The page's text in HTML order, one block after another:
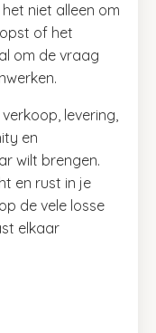
niet alleen om
of het
om de vraag
levering,
en
wilt brengen.
en rust in je
de vele losse
elkaar